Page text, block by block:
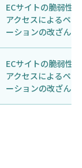
ECサイトの脆弱性
アクセスによるペ
ーションの改ざん
ECサイトの脆弱性
アクセスによるペ
ーションの改ざん